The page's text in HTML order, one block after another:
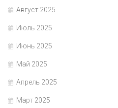
Август 2025
Июль 2025
Июнь 2025
Май 2025
Апрель 2025
Март 2025